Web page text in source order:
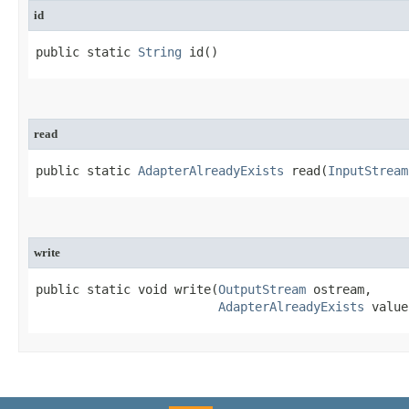
id
public static String id​()
read
public static AdapterAlreadyExists read​(InputStream
write
public static void write​(OutputStream ostream,
AdapterAlreadyExists